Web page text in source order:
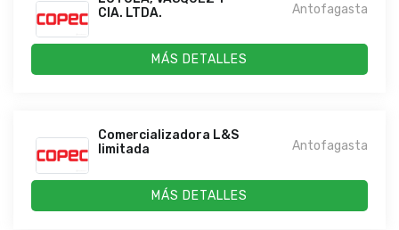
CIA. LTDA.
Antofagasta
MÁS DETALLES
Comercializadora L&S
limitada
Antofagasta
MÁS DETALLES